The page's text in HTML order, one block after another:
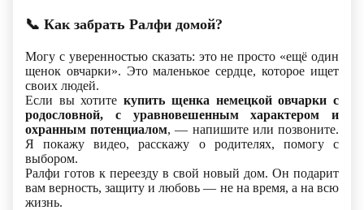
📞 Как забрать Ралфи домой?
Могу с уверенностью сказать: это не просто «ещё один
щенок овчарки». Это маленькое сердце, которое ищет
своих людей.
Если вы хотитекупить щенка немецкой овчарки с
родословной, с уравновешенным характером и
охранным потенциалом, — напишите или позвоните.
Я покажу видео, расскажу о родителях, помогу с
выбором.
Ралфи готов к переезду в свой новый дом. Он подарит
вам верность, защиту и любовь — не на время, а на всю
жизнь.